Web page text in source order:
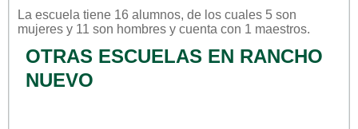
La escuela tiene 16 alumnos, de los cuales 5 son
mujeres y 11 son hombres y cuenta con 1 maestros.
OTRAS ESCUELAS EN RANCHO
NUEVO